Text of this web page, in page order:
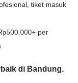
tiket masuk
per
di Bandung.